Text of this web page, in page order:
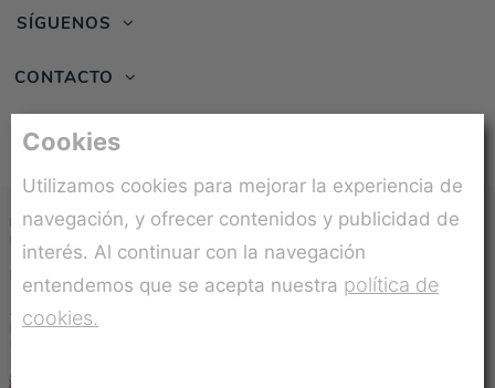
CONTACTO
Cookies
Utilizamos cookies para mejorar la experiencia de
navegación, y ofrecer contenidos y publicidad de
interés. Al continuar con la navegación
entendemos que se acepta nuestra política de
cookies.
SÍGUENOS
Beneficiario:MUÑECAS GUCA, S.L.
Programa:
INTERNACIONALIZACION
Proyecto:
Plan de ejecución y puesta en marcha
del plan de internacionalización en Francia, Italia y
Alemania.
Expediente:ITCOES/2024/88